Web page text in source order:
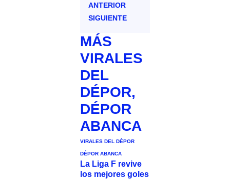
ANTERIOR
SIGUIENTE
MÁS
VIRALES
DEL
DÉPOR,
DÉPOR
ABANCA
VIRALES DEL DÉPOR
DÉPOR ABANCA
La Liga F revive
los mejores goles